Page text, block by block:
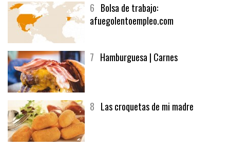
6 Bolsa de trabajo:
afuegolentoempleo.com
7 Hamburguesa | Carnes
8 Las croquetas de mi madre